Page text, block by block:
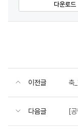
다운로드
이전글
다음글 [